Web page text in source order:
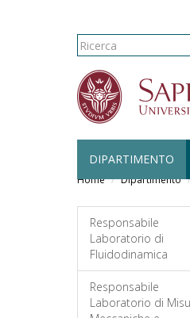
Salta al contenuto principale
Form di
Ricerca
DIPARTIMENTO
Home Dipartimento
Responsabile
Laboratorio di
Fluidodinamica
Responsabile
Laboratorio di